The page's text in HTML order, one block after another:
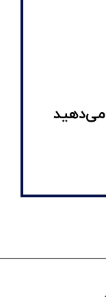
می‌دهید